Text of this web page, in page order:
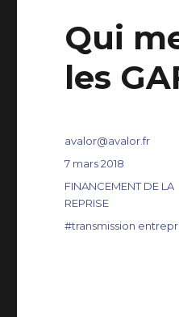
Qui
les
Auteur
avalor@avalor.fr
Publié
7 mars 2018
Catégories
FINANCEMENT DE LA
REPRISE
Étiquettes
#transmission